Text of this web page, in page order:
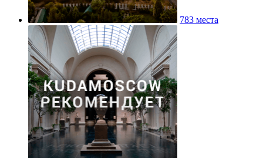
783 места